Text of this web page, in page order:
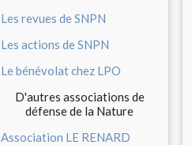
Les revues de SNPN
Les actions de SNPN
Le bénévolat chez LPO
D'autres associations de
défense de la Nature
Association LE RENARD